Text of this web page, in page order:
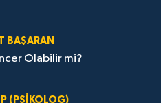
BAŞARAN
Olabilir mi?
(PSIKOLOG)